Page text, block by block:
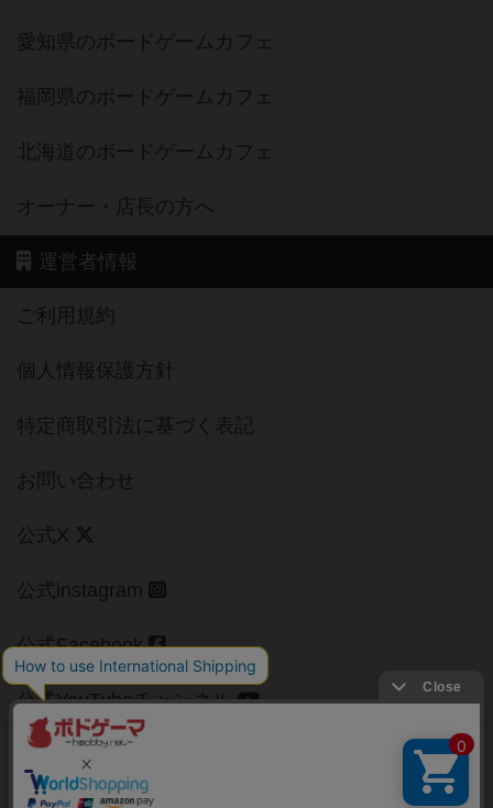
愛知県のボードゲームカフェ
福岡県のボードゲームカフェ
北海道のボードゲームカフェ
オーナー・店長の方へ
運営者情報
ご利用規約
個人情報保護方針
特定商取引法に基づく表記
お問い合わせ
公式X
公式instagram
公式Facebook
公式YouTubeチャンネル